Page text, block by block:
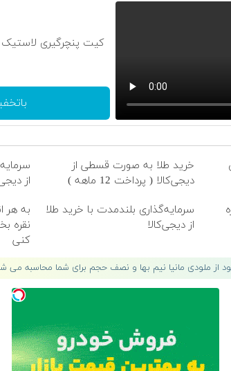
دل ای دل ای دل ای دل
دل ای دل ای دل ای دل
عکساتو پاره کردم
دل یک آدم سرسخت را بردی
خدا قوت
کیت پنچرگیری لاستیک
خرید طلا به صورت قسطی از
دیجی‌کالا ( پرداخت 12 ماهه )
از
سرمایه‌گذاری بلندمدت با خرید طلا
از دیجی‌کالا
به هر
نقره
کنی
از ملودی مانیا نیم بها و نصف حجم برای شما محاسبه می